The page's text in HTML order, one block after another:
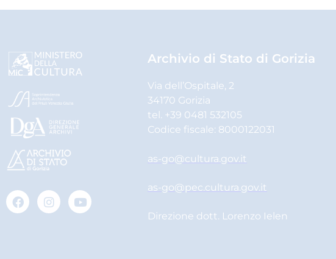
Archivio di Stato di Gorizia
Via dell’Ospitale, 2
34170 Gorizia
tel. +39 0481 532105
Codice fiscale: 8000122031
as-go@cultura.gov.it
as-go@pec.cultura.gov.it
Direzione dott. Lorenzo Ielen